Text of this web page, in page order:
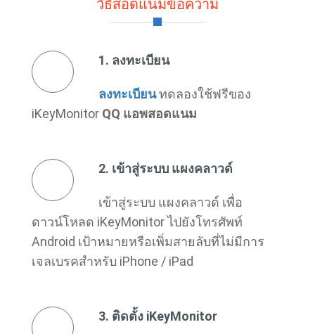
วิธีสอดแนมข้อความ
1. ลงทะเบียน
ลงทะเบียนทดลองใช้ฟรีของ
iKeyMonitor QQ แอพสอดแนม
2. เข้าสู่ระบบ แผงคลาวด์
เข้าสู่ระบบ แผงคลาวด์ เพื่อ
ดาวน์โหลด iKeyMonitor ไปยังโทรศัพท์
Android เป้าหมายหรือเพิ่มสายลับที่ไม่มีการ
เจลเบรคสําหรับ iPhone / iPad
3. ติดตั้ง iKeyMonitor